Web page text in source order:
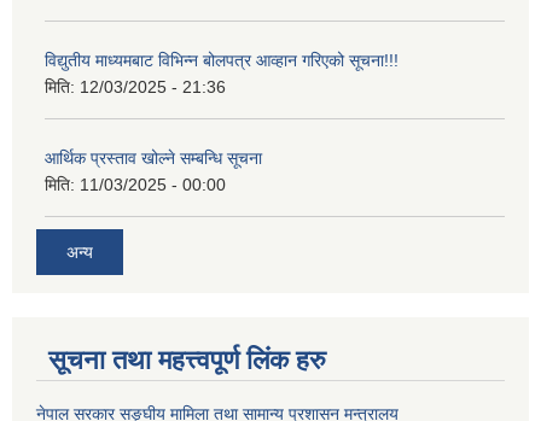
विद्युतीय माध्यमबाट विभिन्न बोलपत्र आव्हान गरिएको सूचना!!!
मिति: 12/03/2025 - 21:36
आर्थिक प्रस्ताव खोल्ने सम्बन्धि सूचना
मिति: 11/03/2025 - 00:00
अन्य
सूचना तथा महत्त्वपूर्ण लिंक हरु
नेपाल सरकार सङ्घीय मामिला तथा सामान्य प्रशासन मन्त्रालय